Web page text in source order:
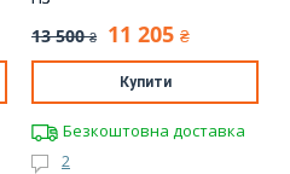
13 500 ₴ 11 205 ₴
Купити
Безкоштовна доставка
2